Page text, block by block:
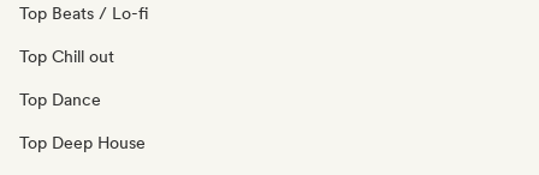
Top Beats / Lo-fi
Top Chill out
Top Dance
Top Deep House